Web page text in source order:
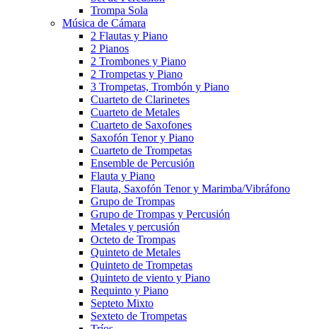
Trompa Sola
Música de Cámara
2 Flautas y Piano
2 Pianos
2 Trombones y Piano
2 Trompetas y Piano
3 Trompetas, Trombón y Piano
Cuarteto de Clarinetes
Cuarteto de Metales
Cuarteto de Saxofones
Saxofón Tenor y Piano
Cuarteto de Trompetas
Ensemble de Percusión
Flauta y Piano
Flauta, Saxofón Tenor y Marimba/Vibráfono
Grupo de Trompas
Grupo de Trompas y Percusión
Metales y percusión
Octeto de Trompas
Quinteto de Metales
Quinteto de Trompetas
Quinteto de viento y Piano
Requinto y Piano
Septeto Mixto
Sexteto de Trompetas